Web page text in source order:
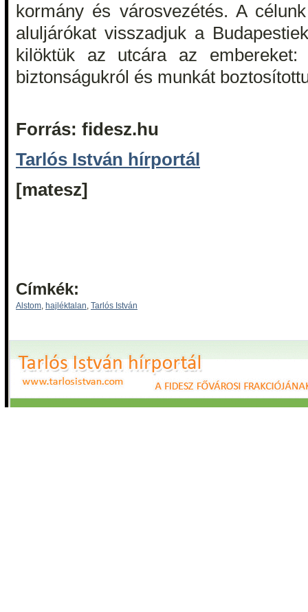
kormány és városvezétés. A
aluljárókat visszadjuk a
kilöktük az utcára az embereket:
biztonságukról és munkát
Forrás: fidesz.hu
Tarlós István hírportál
[matesz]
Címkék:
Alstom, hajléktalan, Tarlós István